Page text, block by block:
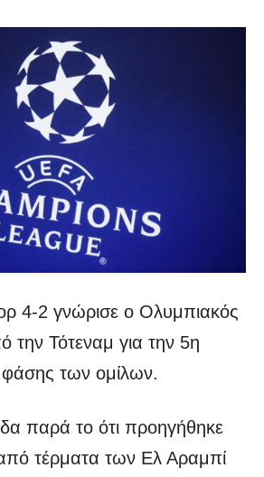
4-2 γνώρισε ο Ολυμπιακός
την Τότεναμ για την 5η
φάσης των ομίλων.
παρά το ότι προηγήθηκε
τέρματα των Ελ Αραμπί